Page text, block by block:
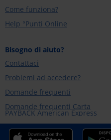
Come funziona?
Help °Punti Online
Bisogno di aiuto?
Contattaci
Problemi ad accedere?
Domande frequenti
Domande frequenti Carta
PAYBACK American Express